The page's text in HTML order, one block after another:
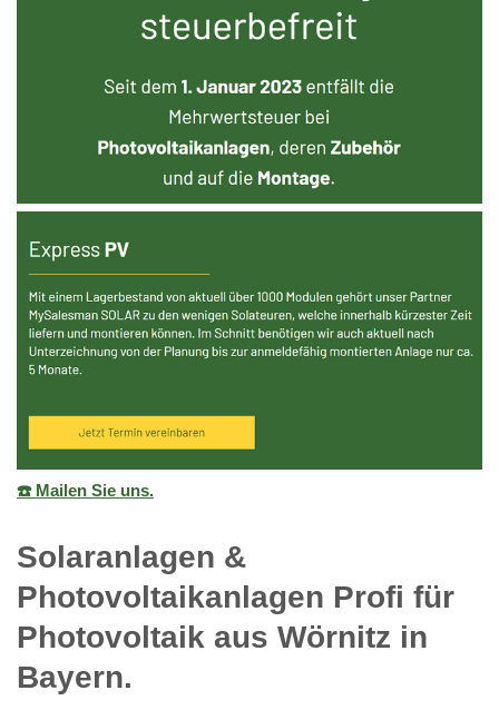
☎️ Mailen Sie uns.
Solaranlagen &
Photovoltaikanlagen Profi für
Photovoltaik aus Wörnitz in
Bayern.